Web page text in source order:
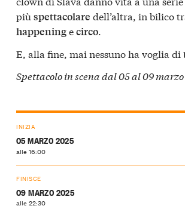
più spettacolare dell’altra, in bilico
happeningecirco.
E, alla fine, mai nessuno ha voglia di
Spettacolo in scena dal 05 al 09 marzo
INIZIA
05 MARZO 2025
alle 16:00
FINISCE
09 MARZO 2025
alle 22:30